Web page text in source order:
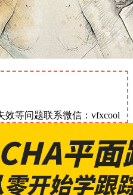
效等问题联系微信：vfxcool